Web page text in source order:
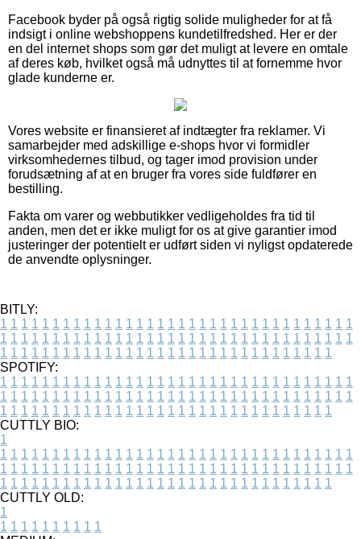
Facebook byder på også rigtig solide muligheder for at få
indsigt i online webshoppens kundetilfredshed. Her er der
en del internet shops som gør det muligt at levere en omtale
af deres køb, hvilket også må udnyttes til at fornemme hvor
glade kunderne er.
Vores website er finansieret af indtægter fra reklamer. Vi
samarbejder med adskillige e-shops hvor vi formidler
virksomhedernes tilbud, og tager imod provision under
forudsætning af at en bruger fra vores side fuldfører en
bestilling.
Fakta om varer og webbutikker vedligeholdes fra tid til
anden, men det er ikke muligt for os at give garantier imod
justeringer der potentielt er udført siden vi nyligst opdaterede
de anvendte oplysninger.
BITLY:
1 1 1 1 1 1 1 1 1 1 1 1 1 1 1 1 1 1 1 1 1 1 1 1 1 1 1 1 1 1 1 1 1 1
1 1 1 1 1 1 1 1 1 1 1 1 1 1 1 1 1 1 1 1 1 1 1 1 1 1 1 1 1 1 1 1 1 1
1 1 1 1 1 1 1 1 1 1 1 1 1 1 1 1 1 1 1 1 1 1 1 1 1 1 1 1 1 1 1 1
SPOTIFY:
1 1 1 1 1 1 1 1 1 1 1 1 1 1 1 1 1 1 1 1 1 1 1 1 1 1 1 1 1 1 1 1 1 1
1 1 1 1 1 1 1 1 1 1 1 1 1 1 1 1 1 1 1 1 1 1 1 1 1 1 1 1 1 1 1 1 1 1
1 1 1 1 1 1 1 1 1 1 1 1 1 1 1 1 1 1 1 1 1 1 1 1 1 1 1 1 1 1 1 1
CUTTLY BIO:
1
1 1 1 1 1 1 1 1 1 1 1 1 1 1 1 1 1 1 1 1 1 1 1 1 1 1 1 1 1 1 1 1 1 1
1 1 1 1 1 1 1 1 1 1 1 1 1 1 1 1 1 1 1 1 1 1 1 1 1 1 1 1 1 1 1 1 1 1
1 1 1 1 1 1 1 1 1 1 1 1 1 1 1 1 1 1 1 1 1 1 1 1 1 1 1 1 1 1 1 1
CUTTLY OLD:
1
1 1 1 1 1 1 1 1 1 1